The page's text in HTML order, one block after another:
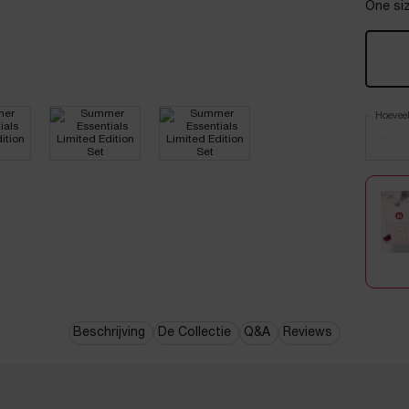
One
Beschrijving De Collectie Q&A Reviews